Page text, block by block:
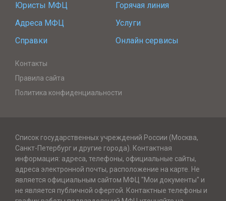
Юристы МФЦ
Горячая линия
Адреса МФЦ
Услуги
Справки
Онлайн сервисы
Контакты
Правила сайта
Политика конфиденциальности
Список государственных учреждений России (Москва,
Санкт-Петербург и другие города). Контактная
информация: адреса, телефоны, официальные сайты,
адреса электронной почты, расположение на карте. Не
является официальным сайтом МФЦ "Мои документы" и
не является публичной офертой. Контактные телефоны и